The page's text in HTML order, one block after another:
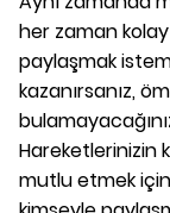
her zaman
paylaşmak
kazanırsanız,
Hareketlerinizin
mutlu etmek